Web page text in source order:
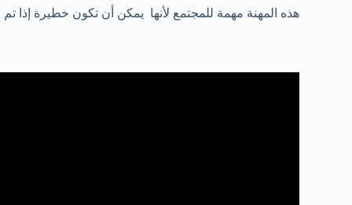
هذه المهنة مهمة للمجتمع لأنها يمكن أن تكون خطيرة إذا